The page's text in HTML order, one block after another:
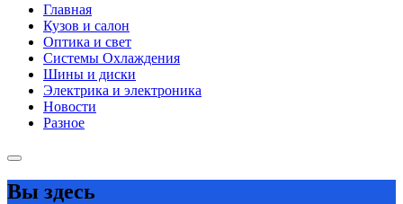
Главная
Кузов и салон
Оптика и свет
Системы Охлаждения
Шины и диски
Электрика и электроника
Новости
Разное
Вы здесь